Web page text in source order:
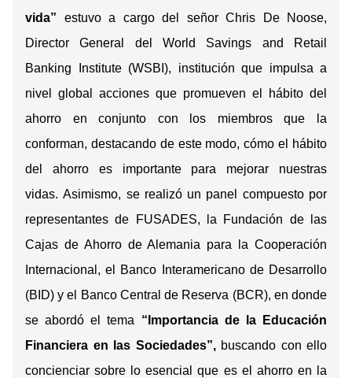
vida” estuvo a cargo del señor Chris De Noose,
Director General del World Savings and Retail
Banking Institute​ (WSBI), institución que impulsa a
nivel global acciones que promueven el hábito del
ahorro en conjunto con los miembros que la
conforman, destacando de este modo, cómo el hábito
del ahorro es importante para mejorar nuestras
vidas. Asimismo, se realizó un panel compuesto por
representantes de FUSADES, la Fundación de las
Cajas de Ahorro de Alemania para la Cooperación
Internacional, el Banco Interamericano de Desarrollo
(BID) y el Banco Central de Reserva (BCR), en donde
se abordóel tema “Importancia de la Educación
Financiera en las Sociedades”,buscando con ello
concienciar sobre lo esencial que es el ahorro en la